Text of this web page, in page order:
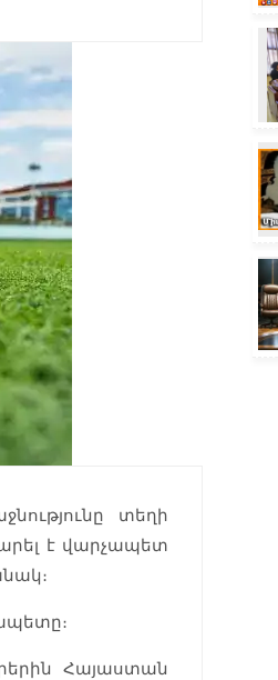
տեղի
է վարչապետ
Հայաստան